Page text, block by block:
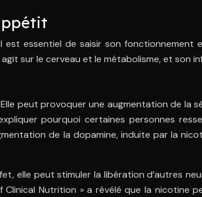
essentiel de saisir son fonctionnement
sur le cerveau et le métabolisme, et son
peut provoquer une augmentation de la
pourquoi certaines personnes
de la dopamine, induite par la
elle peut stimuler la libération d’autres
Nutrition » a révélé que la nicotine